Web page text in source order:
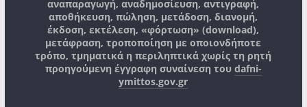
αναπαραγωγή, αναδημοσίευση, αντιγραφή,
αποθήκευση, πώληση, μετάδοση, διανομή,
έκδοση, εκτέλεση, «φόρτωση» (download),
μετάφραση, τροποποίηση με οποιονδήποτε
τρόπο, τμηματικά η περιληπτικά χωρίς τη ρητή
προηγούμενη έγγραφη συναίνεση του dafni-
ymittos.gov.gr